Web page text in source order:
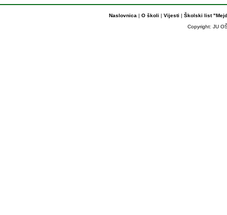
Naslovnica | O školi | Vijesti | Školski list
Copyright: JU